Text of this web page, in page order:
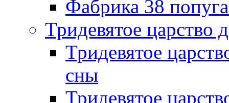
Фабрика 38
Тридевятое царство
Тридевятое
сны
Тридевятое